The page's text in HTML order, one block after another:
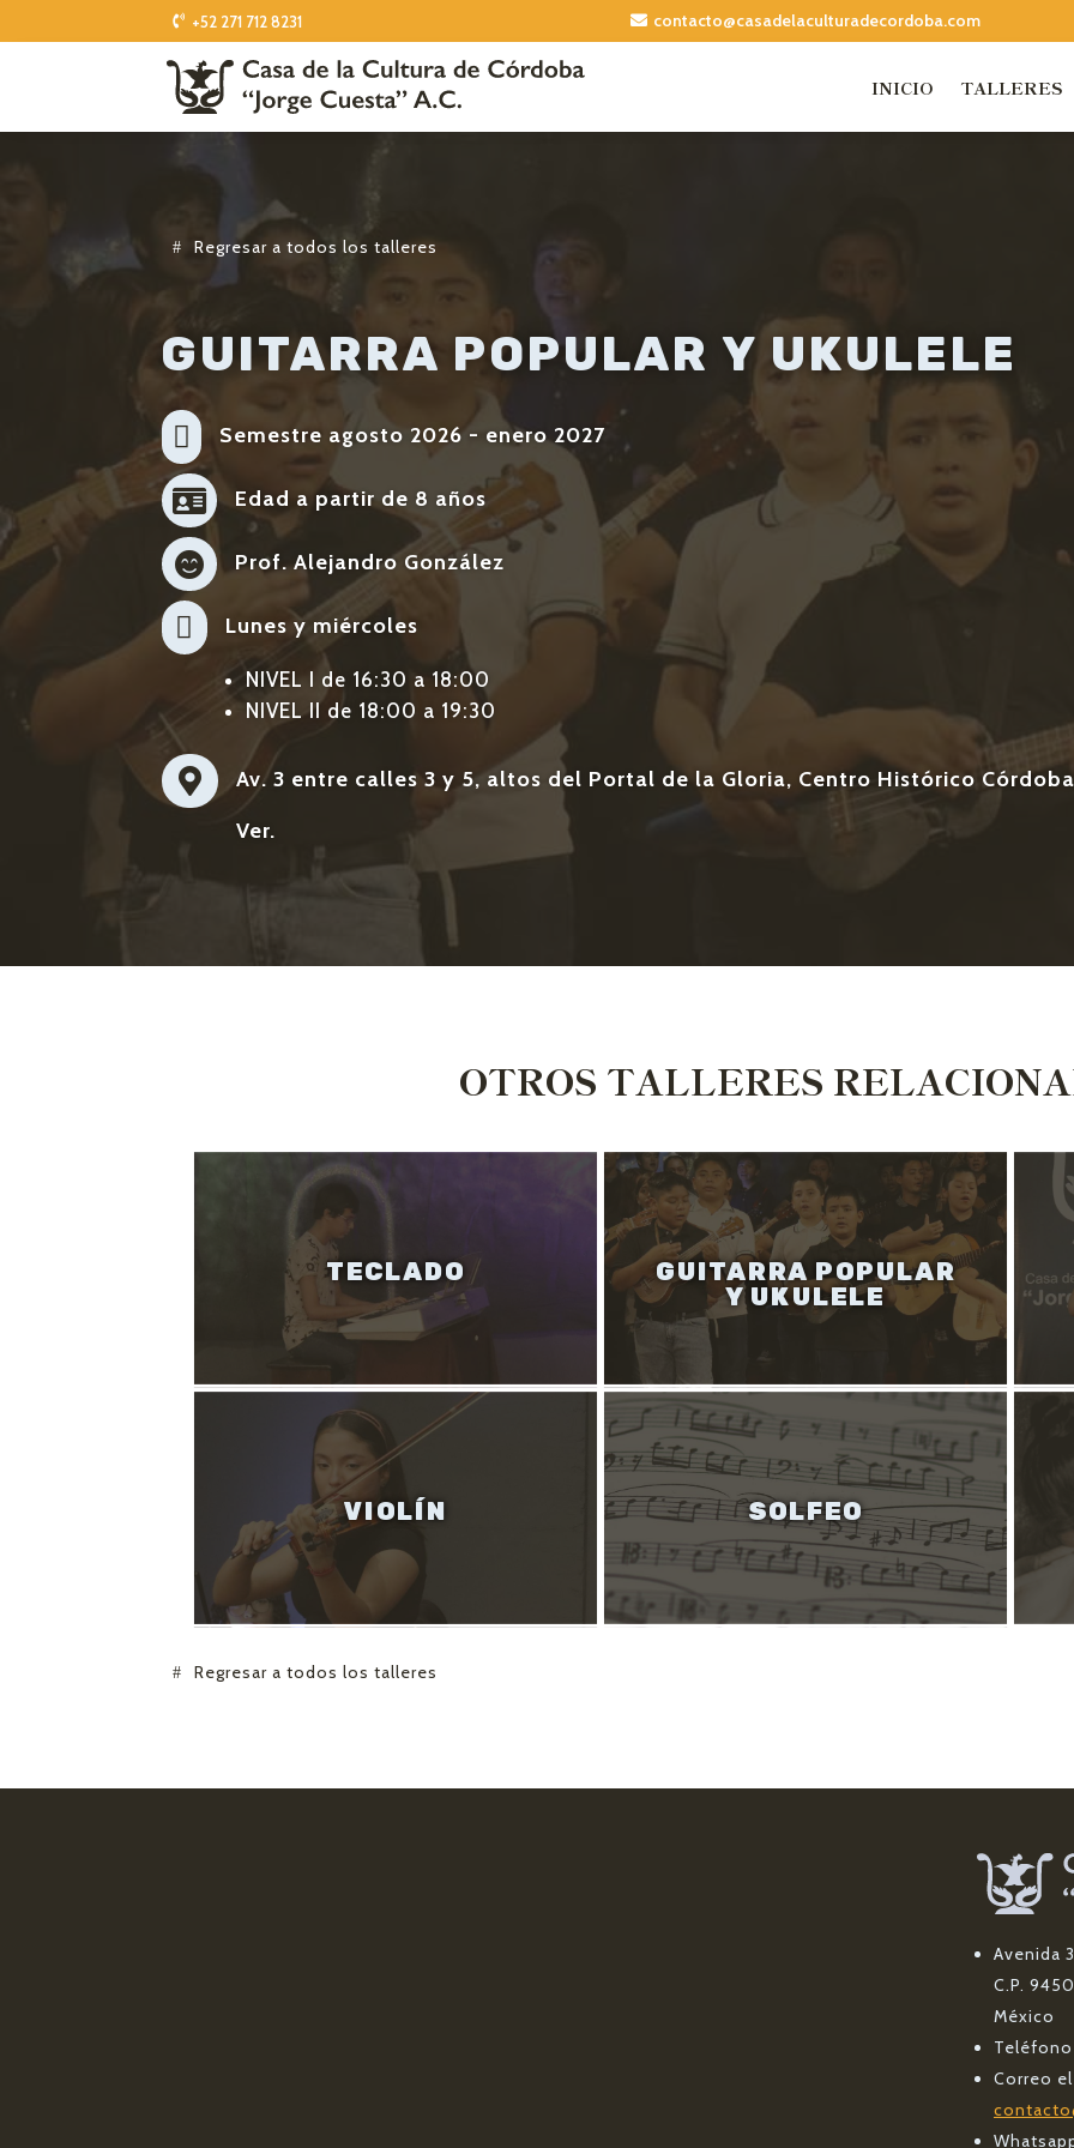
+52 271 712 8231 contacto@casadelaculturadecordoba.com
INICIO TALLERES
Regresar a todos los talleres
GUITARRA POPULAR Y UKULELE
 Semestre agosto 2026 - enero 2027
 Edad a partir de 8 años
 Prof. Alejandro González
 Lunes y miércoles
NIVEL I de 16:30 a 18:00
NIVEL II de 18:00 a 19:30

Av. 3 entre calles 3 y 5, altos del Portal de la Gloria, Centro Histórico
Ver.
OTROS TALLERES
TECLADO
GUITARRA POPULAR
Y UKULELE
VIOLÍN SOLFEO
Regresar a todos los talleres
Avenida
C.P.
México
Correo